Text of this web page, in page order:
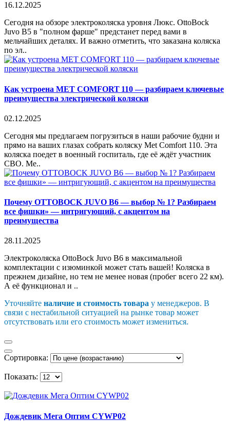
16.12.2025
Сегодня на обзоре электроколяска уровня Люкс. OttoBock
Juvo B5 в "полном фарше" предстанет перед вами в
мельчайших деталях. И важно отметить, что заказана коляска
по эл..
Как устроена MET COMFORT 110 — разбираем ключевые
преимущества электрической коляски
02.12.2025
Сегодня мы предлагаем погрузиться в наши рабочие будни и
прямо на ваших глазах собрать коляску Met Comfort 110. Эта
коляска поедет в военный госпиталь, где её ждёт участник
СВО. Me..
Почему OTTOBOCK JUVO B6 — выбор № 1? Разбираем
все фишки» — интригующий, с акцентом на
преимущества
28.11.2025
Электроколяска OttoBock Juvo B6 в максимальной
комплектации с изюминкой может стать вашей! Коляска в
прежнем дизайне, но тем не менее новая (пробег всего 22 км).
А её функционал и ..
Уточняйте наличие и стоимость товара у менеджеров. В
связи с нестабильной ситуацией на рынке товар может
отсутствовать или его стоимость может измениться.
Сортировка:
Показать:
Дождевик Мега Оптим CYWP02